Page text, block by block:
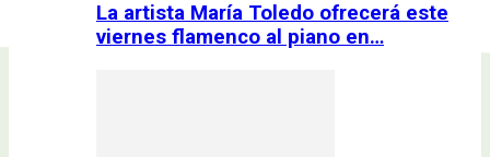
La artista María Toledo ofrecerá este
viernes flamenco al piano en…